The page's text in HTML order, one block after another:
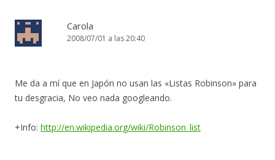
Carola
2008/07/01 a las 20:40
Me da a mí que en Japón no usan las «Listas Robinson» para
tu desgracia, No veo nada googleando.
+Info: http://en.wikipedia.org/wiki/Robinson_list